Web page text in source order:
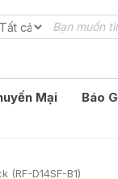
Mại Báo
(RF-D14SF-B1)